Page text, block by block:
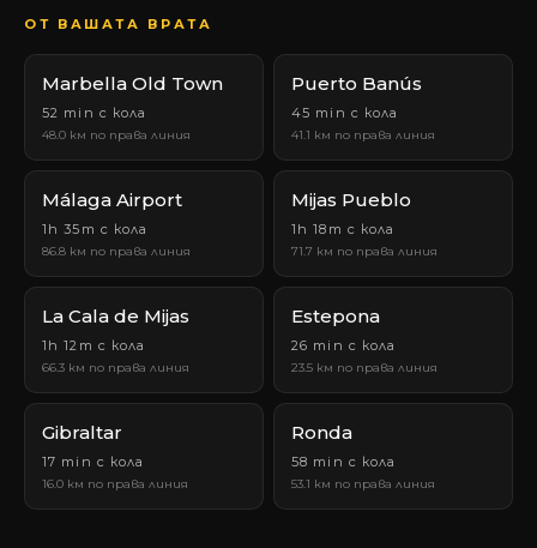
ОТ ВАШАТА ВРАТА
Marbella Old Town
52 min с кола
48.0 км по права линия
Puerto Banús
45 min с кола
41.1 км по права линия
Málaga Airport
1h 35m с кола
86.8 км по права линия
Mijas Pueblo
1h 18m с кола
71.7 км по права линия
La Cala de Mijas
1h 12m с кола
66.3 км по права линия
Estepona
26 min с кола
23.5 км по права линия
Gibraltar
17 min с кола
16.0 км по права линия
Ronda
58 min с кола
53.1 км по права линия